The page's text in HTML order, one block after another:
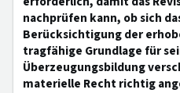
nachprüfen kann, ob sich
Berücksichtigung der
tragfähige Grundlage für
Überzeugungsbildung
materielle Recht richtig